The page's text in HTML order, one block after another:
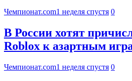
Чемпионат.com1 неделя спустя 0
В России хотят
Roblox к азартным
Чемпионат.com1 неделя спустя 0